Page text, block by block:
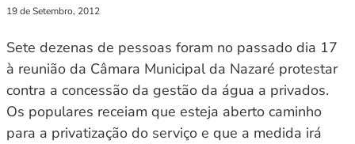
19 de Setembro, 2012
Sete dezenas de pessoas foram no passado dia 17
à reunião da Câmara Municipal da Nazaré protestar
contra a concessão da gestão da água a privados.
Os populares receiam que esteja aberto caminho
para a privatização do serviço e que a medida irá